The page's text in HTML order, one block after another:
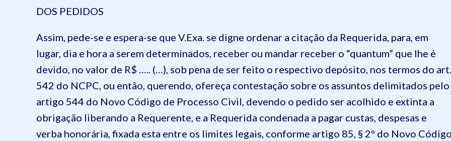
DOS PEDIDOS
Assim, pede-se e espera-se que V.Exa. se digne ordenar a citação da Requerida, para, em
lugar, dia e hora a serem determinados, receber ou mandar receber o “quantum” que lhe é
devido, no valor de R$ ….. (…), sob pena de ser feito o respectivo depósito, nos termos do art.
542 do NCPC, ou então, querendo, ofereça contestação sobre os assuntos delimitados pelo
artigo 544 do Novo Código de Processo Civil, devendo o pedido ser acolhido e extinta a
obrigação liberando a Requerente, e a Requerida condenada a pagar custas, despesas e
verba honorária, fixada esta entre os limites legais, conforme artigo 85, § 2º do Novo